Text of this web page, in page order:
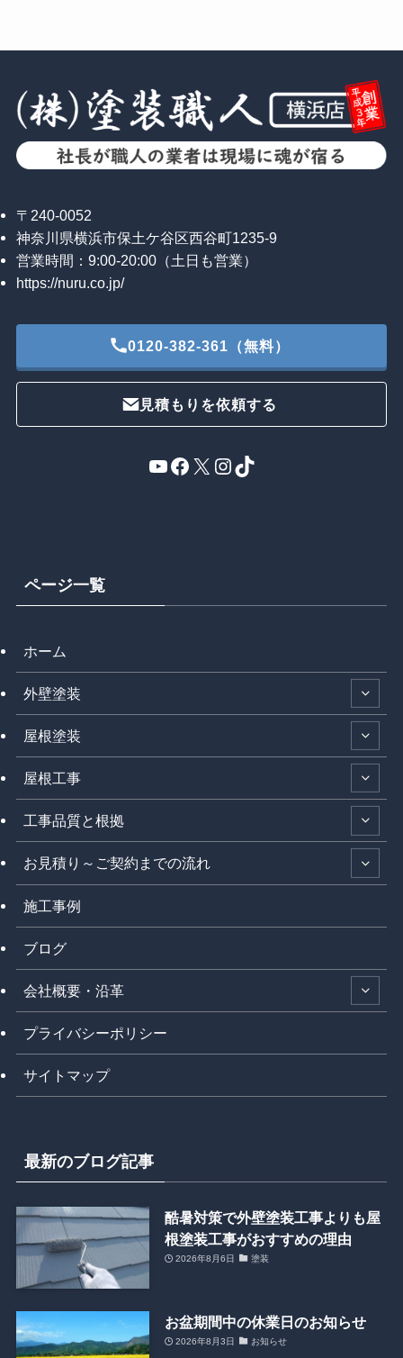
〒240-0052
神奈川県横浜市保土ケ谷区西谷町1235-9
営業時間：9:00-20:00（土日も営業）
https://nuru.co.jp/
0120-382-361（無料）
見積もりを依頼する
YouTube
Facebook
X Instagram
TikTok
ページ一覧
ホーム
外壁塗装
屋根塗装
屋根工事
工事品質と根拠
お見積り～ご契約までの流れ
施工事例
ブログ
会社概要・沿革
プライバシーポリシー
サイトマップ
最新のブログ記事
酷暑対策で外壁塗装工事よりも屋
根塗装工事がおすすめの理由
2026年8月6日 塗装
お盆期間中の休業日のお知らせ
2026年8月3日 お知らせ